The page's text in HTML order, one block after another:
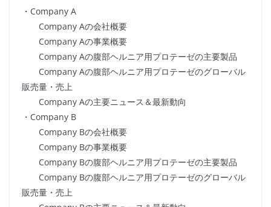
・Company A
Company Aの会社概要
Company Aの事業概要
Company Aの腹部ヘルニア用プロテーゼの主要製品
Company Aの腹部ヘルニア用プロテーゼのグローバル
販売量・売上
Company Aの主要ニュース＆最新動向
・Company B
Company Bの会社概要
Company Bの事業概要
Company Bの腹部ヘルニア用プロテーゼの主要製品
Company Bの腹部ヘルニア用プロテーゼのグローバル
販売量・売上